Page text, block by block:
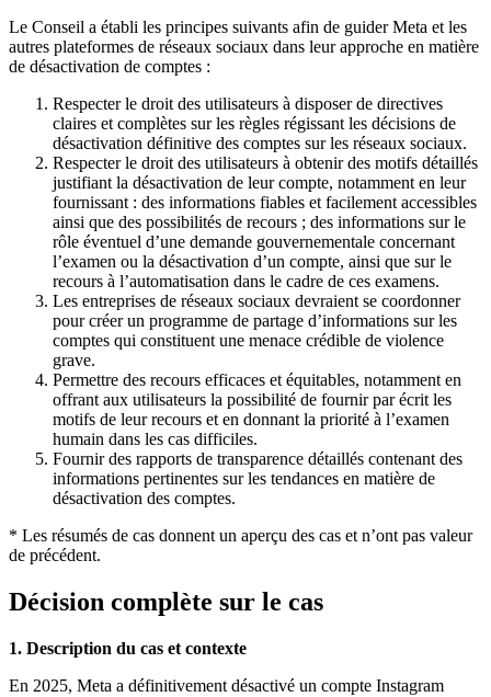
Le Conseil a établi les principes suivants afin de guider Meta et les
autres plateformes de réseaux sociaux dans leur approche en matière
de désactivation de comptes :
Respecter le droit des utilisateurs à disposer de directives
claires et complètes sur les règles régissant les décisions de
désactivation définitive des comptes sur les réseaux sociaux.
Respecter le droit des utilisateurs à obtenir des motifs détaillés
justifiant la désactivation de leur compte, notamment en leur
fournissant : des informations fiables et facilement accessibles
ainsi que des possibilités de recours ; des informations sur le
rôle éventuel d’une demande gouvernementale concernant
l’examen ou la désactivation d’un compte, ainsi que sur le
recours à l’automatisation dans le cadre de ces examens.
Les entreprises de réseaux sociaux devraient se coordonner
pour créer un programme de partage d’informations sur les
comptes qui constituent une menace crédible de violence
grave.
Permettre des recours efficaces et équitables, notamment en
offrant aux utilisateurs la possibilité de fournir par écrit les
motifs de leur recours et en donnant la priorité à l’examen
humain dans les cas difficiles.
Fournir des rapports de transparence détaillés contenant des
informations pertinentes sur les tendances en matière de
désactivation des comptes.
* Les résumés de cas donnent un aperçu des cas et n’ont pas valeur
de précédent.
Décision complète sur le cas
1. Description du cas et contexte
En 2025, Meta a définitivement désactivé un compte Instagram